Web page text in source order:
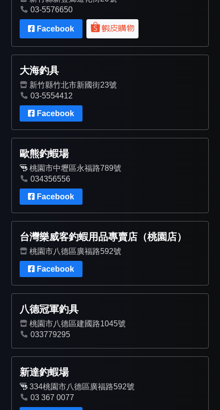
03-5576650
Facebook
大海釣具
新竹縣竹北市新國街23號
03-5554412
Facebook
歐熊釣蝦場
桃園市中壢區永福路789號
034356556
Facebook
台灣樂威客釣蝦用品專賣店（桃園店）
桃園市八德區廣福路592號
Facebook
八德冠軍釣具
桃園市八德區建國路1045號
033779295
新達釣蝦場
334桃園市八德區廣福路592號
03 367 0077